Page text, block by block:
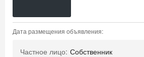
Дата размещения объявления:
Частное лицо: Собственник